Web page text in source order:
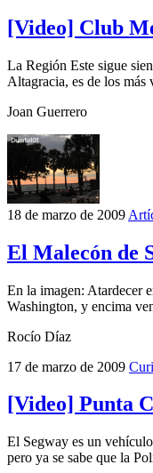
[Video] Club
La Región Este sigue
Altagracia, es de los
Joan Guerrero
18 de marzo de 2009
El Malecón de
En la imagen: Atardecer
Washington, y encima
Rocío Díaz
17 de marzo de 2009
[Video] Punta
El Segway es un
pero ya se sabe que la